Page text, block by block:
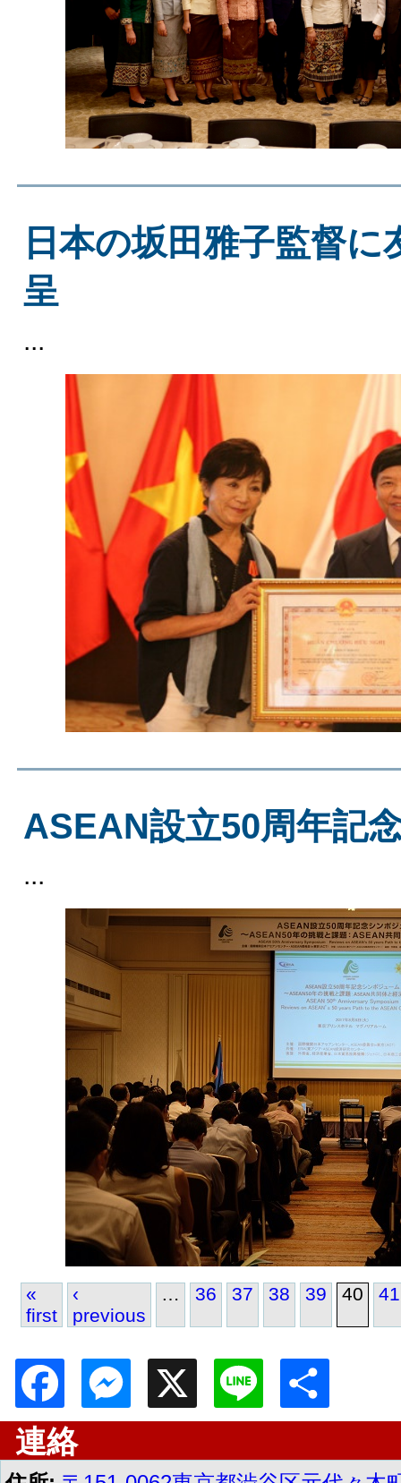
日本の坂田雅子監督に
呈
...
ASEAN設立50周年記
...
Pages
«
first
‹
previous
… 36 37 38 39 40 41
FacebookMessenger
X Line
連絡